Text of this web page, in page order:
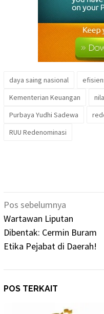
daya saing nasional
Kementerian Keuangan
Purbaya Yudhi Sadewa
RUU Redenominasi
Navigasi
pos
Pos sebelumnya
Wartawan Liputan
Dibentak: Cermin Buram
Etika Pejabat di Daerah!
POS TERKAIT